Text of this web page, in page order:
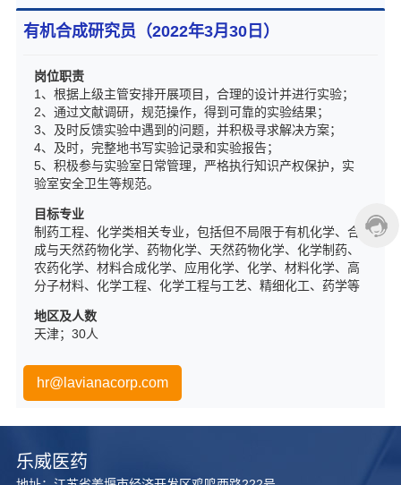
有机合成研究员（2022年3月30日）
岗位职责
1、根据上级主管安排开展项目，合理的设计并进行实验；
2、通过文献调研，规范操作，得到可靠的实验结果；
3、及时反馈实验中遇到的问题，并积极寻求解决方案；
4、及时，完整地书写实验记录和实验报告；
5、积极参与实验室日常管理，严格执行知识产权保护，实
验室安全卫生等规范。
目标专业
制药工程、化学类相关专业，包括但不局限于有机化学、合
成与天然药物化学、药物化学、天然药物化学、化学制药、
农药化学、材料合成化学、应用化学、化学、材料化学、高
分子材料、化学工程、化学工程与工艺、精细化工、药学等
地区及人数
天津；30人
hr@lavianacorp.com
乐威医药